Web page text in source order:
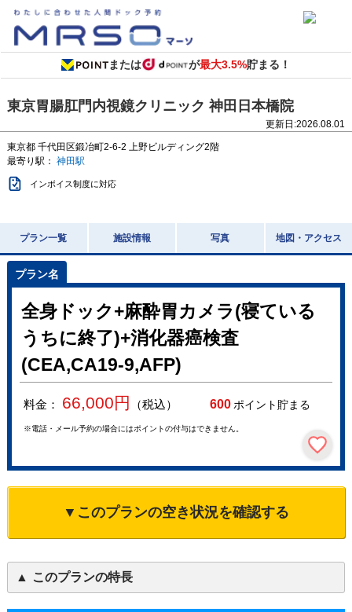
または が最大3.5%貯まる！
東京胃腸肛門内視鏡クリニック 神田日本橋院
更新日:2026.08.01
東京都 千代田区鍛冶町2-6-2 上野ビルディング2階
最寄り駅： 神田駅
インボイス制度に対応
プラン一覧 施設情報 写真 地図・アクセス
全身ドック+麻酔胃カメラ(寝ている
うちに終了)+消化器癌検査
(CEA,CA19-9,AFP)
料金： 66,000円 （税込） 600ポイント貯まる
※電話・メール予約の場合にはポイントの付与はできません。
▼このプランの空き状況を確認する
このプランの特長